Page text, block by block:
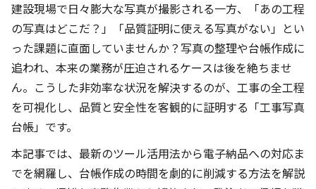
建設現場で日々膨大な写真が撮影される一方、「あの工程
の写真はどこだ？」「品質証明に使える写真がない」とい
った課題に直面していませんか？写真の整理や台帳作成に
追われ、本来の業務が圧迫されるケースは後を絶ちませ
ん。こうした非効率な状況を解決するのが、工事の全工程
を可視化し、品質と安全性を客観的に証明する「工事写真
台帳」です。
本記事では、最新のツール活用法から電子納品への対応ま
でを網羅し、台帳作成の時間を劇的に削減する方法を解説